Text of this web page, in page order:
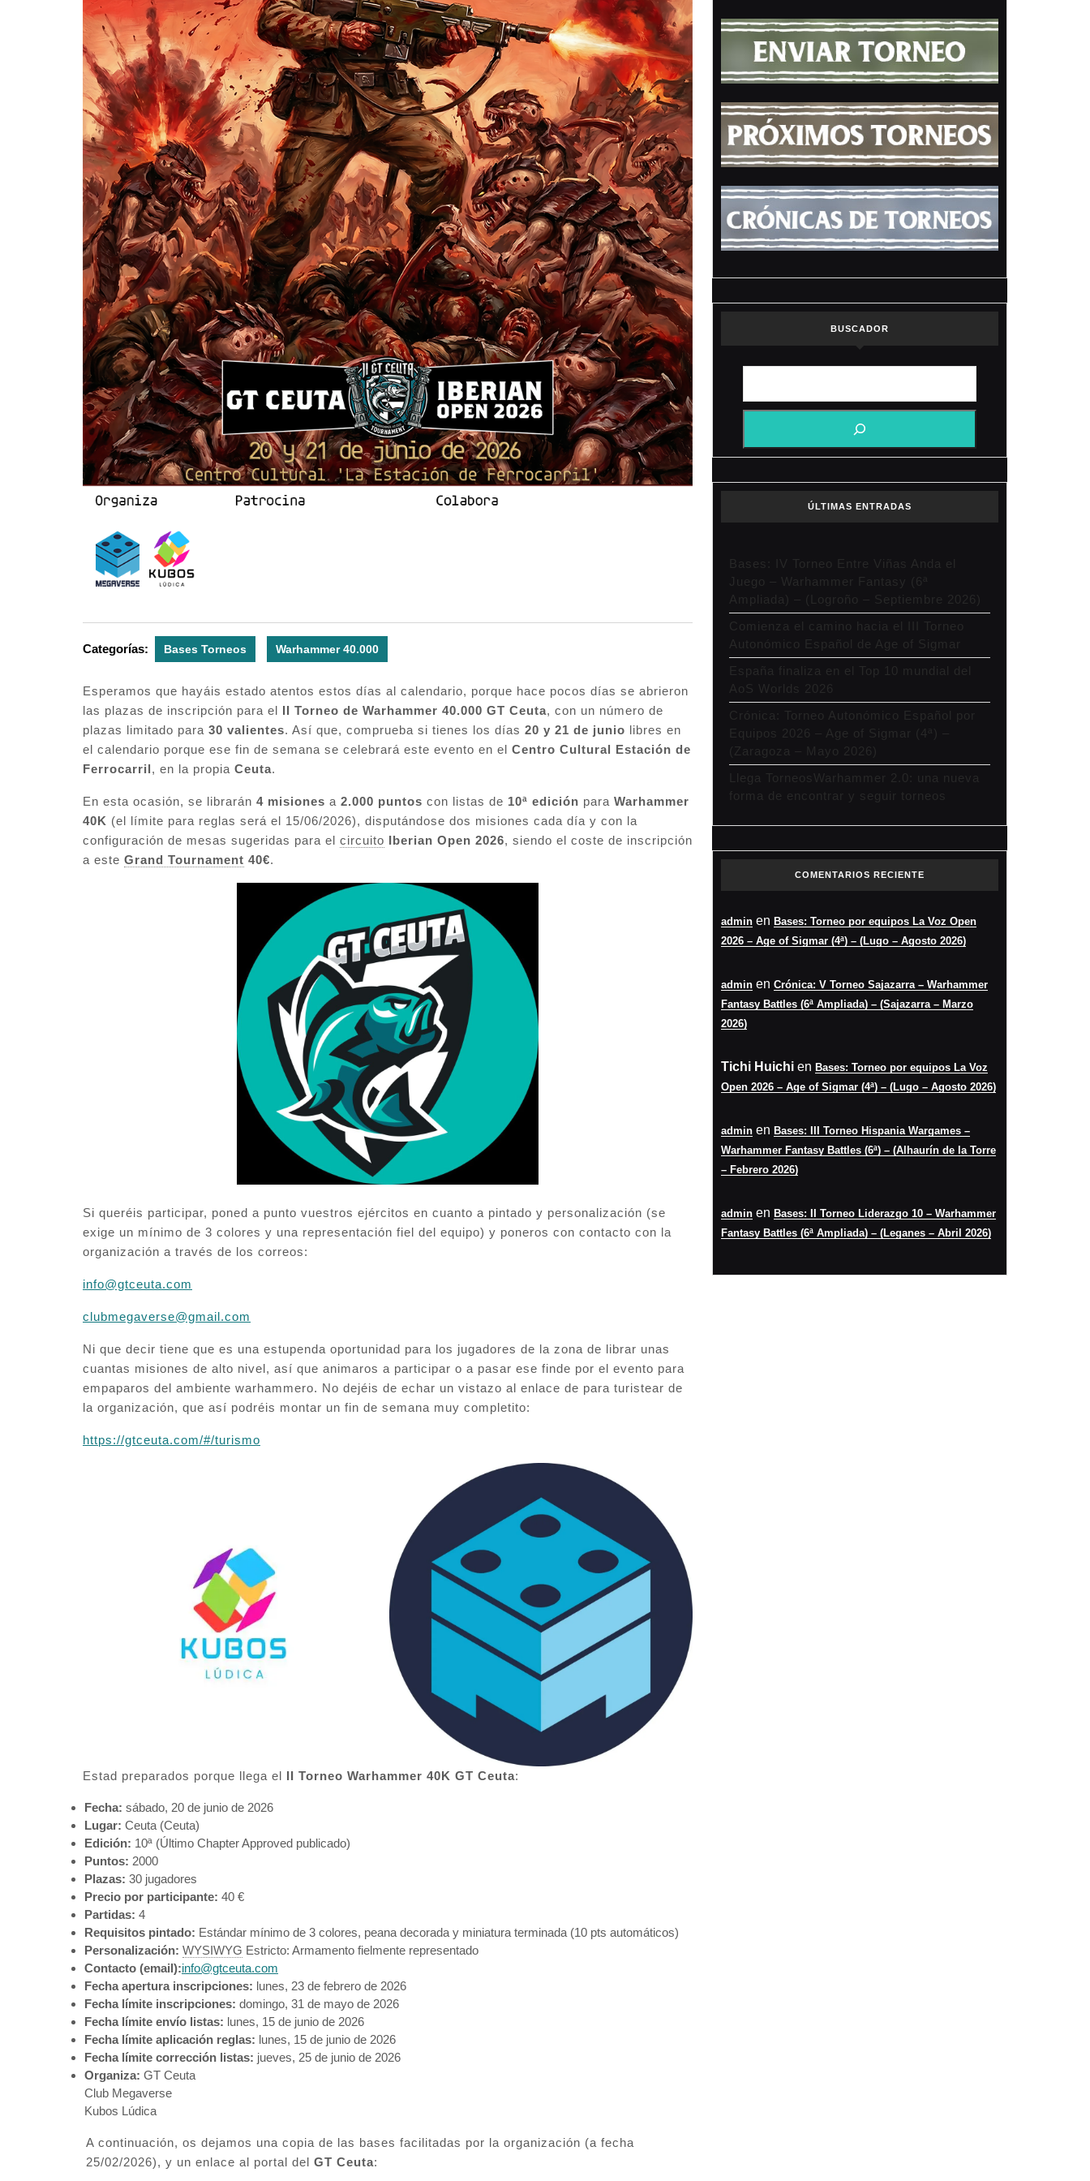
Categorías: Bases Torneos Warhammer 40.000
Esperamos que hayáis estado atentos estos días al calendario, porque hace pocos días se abrieron
las plazas de inscripción para el II Torneo de Warhammer 40.000 GT Ceuta, con un número de
plazas limitado para 30 valientes. Así que, comprueba si tienes los días 20 y 21 de junio libres en
el calendario porque ese fin de semana se celebrará este evento en el Centro Cultural Estación de
Ferrocarril, en la propia Ceuta.
En esta ocasión, se librarán 4 misiones a 2.000 puntos con listas de 10ª edición para Warhammer
40K (el límite para reglas será el 15/06/2026), disputándose dos misiones cada día y con la
configuración de mesas sugeridas para el circuito Iberian Open 2026, siendo el coste de inscripción
a este Grand Tournament 40€.
Si queréis participar, poned a punto vuestros ejércitos en cuanto a pintado y personalización (se
exige un mínimo de 3 colores y una representación fiel del equipo) y poneros con contacto con la
organización a través de los correos:
info@gtceuta.com
clubmegaverse@gmail.com
Ni que decir tiene que es una estupenda oportunidad para los jugadores de la zona de librar unas
cuantas misiones de alto nivel, así que animaros a participar o a pasar ese finde por el evento para
empaparos del ambiente warhammero. No dejéis de echar un vistazo al enlace de para turistear de
la organización, que así podréis montar un fin de semana muy completito:
https://gtceuta.com/#/turismo
Estad preparados porque llega el II Torneo Warhammer 40K GT Ceuta:
Fecha: sábado, 20 de junio de 2026
Lugar: Ceuta (Ceuta)
Edición: 10ª (Último Chapter Approved publicado)
Puntos: 2000
Plazas: 30 jugadores
Precio por participante: 40 €
Partidas: 4
Requisitos pintado: Estándar mínimo de 3 colores, peana decorada y miniatura terminada (10 pts automáticos)
Personalización: WYSIWYG Estricto: Armamento fielmente representado
Contacto (email):info@gtceuta.com
Fecha apertura inscripciones: lunes, 23 de febrero de 2026
Fecha límite inscripciones: domingo, 31 de mayo de 2026
Fecha límite envío listas: lunes, 15 de junio de 2026
Fecha límite aplicación reglas: lunes, 15 de junio de 2026
Fecha límite corrección listas: jueves, 25 de junio de 2026
Organiza: GT Ceuta
Club Megaverse
Kubos Lúdica
A continuación, os dejamos una copia de las bases facilitadas por la organización (a fecha
25/02/2026), y un enlace al portal del GT Ceuta:
BUSCADOR
ÚLTIMAS ENTRADAS
Bases: IV Torneo Entre Viñas Anda el
Juego – Warhammer Fantasy (6ª
Ampliada) – (Logroño – Septiembre 2026)
Comienza el camino hacia el III Torneo
Autonómico Español de Age of Sigmar
España finaliza en el Top 10 mundial del
AoS Worlds 2026
Crónica: Torneo Autonómico Español por
Equipos 2026 – Age of Sigmar (4ª) –
(Zaragoza – Mayo 2026)
Llega TorneosWarhammer 2.0: una nueva
forma de encontrar y seguir torneos
COMENTARIOS RECIENTE
admin en Bases: Torneo por equipos La Voz Open
2026 – Age of Sigmar (4ª) – (Lugo – Agosto 2026)
admin en Crónica: V Torneo Sajazarra – Warhammer
Fantasy Battles (6ª Ampliada) – (Sajazarra – Marzo
2026)
Tichi Huichi en Bases: Torneo por equipos La Voz
Open 2026 – Age of Sigmar (4ª) – (Lugo – Agosto 2026)
admin en Bases: III Torneo Hispania Wargames –
Warhammer Fantasy Battles (6ª) – (Alhaurín de la Torre
– Febrero 2026)
admin en Bases: II Torneo Liderazgo 10 – Warhammer
Fantasy Battles (6ª Ampliada) – (Leganes – Abril 2026)